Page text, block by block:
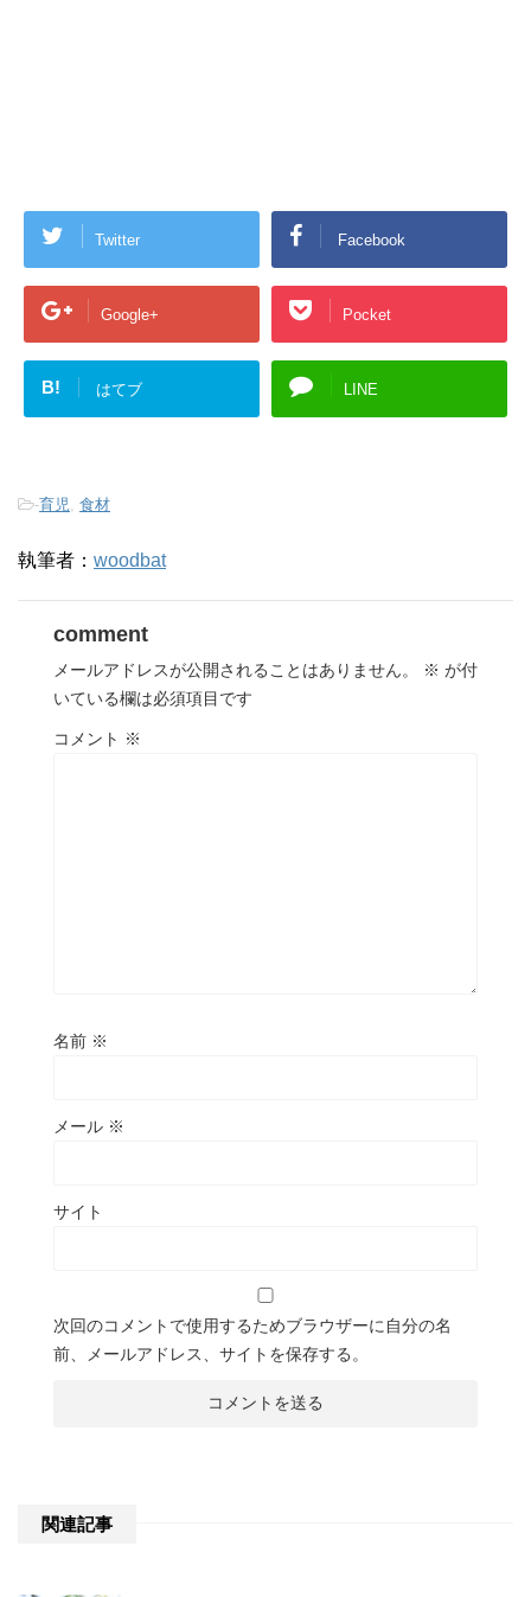
Twitter Facebook
Google+ Pocket
B! はてブ LINE
-育児, 食材
執筆者： woodbat
comment
メールアドレスが公開されることはありません。 ※ が付
いている欄は必須項目です
コメント ※
名前 ※
メール ※
サイト
次回のコメントで使用するためブラウザーに自分の名
前、メールアドレス、サイトを保存する。
関連記事